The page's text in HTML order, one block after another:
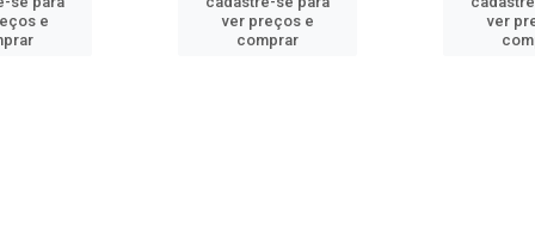
e
ver preços e
comprar
ver